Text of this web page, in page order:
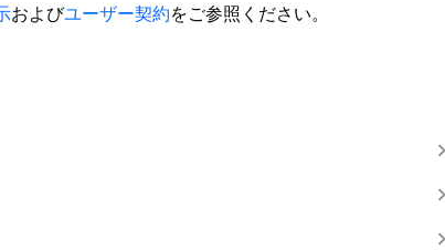
およびユーザー契約をご参照ください。